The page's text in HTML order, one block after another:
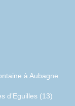
à Aubagne
d’Eguilles (13)